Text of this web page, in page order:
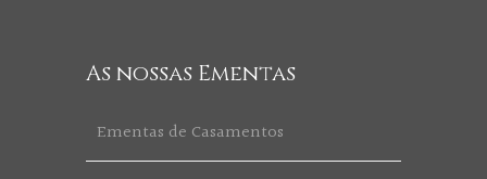
As nossas Ementas
Ementas de Casamentos